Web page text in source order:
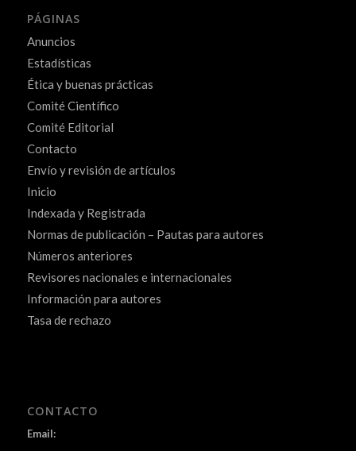
PÁGINAS
Anuncios
Estadísticas
Ética y buenas prácticas
Comité Científico
Comité Editorial
Contacto
Envío y revisión de artículos
Inicio
Indexada y Registrada
Normas de publicación – Pautas para autores
Números anteriores
Revisores nacionales e internacionales
Información para autores
Tasa de rechazo
CONTACTO
Email: